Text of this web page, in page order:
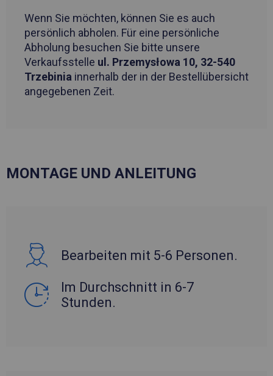
Wenn Sie möchten, können Sie es auch
persönlich abholen. Für eine persönliche
Abholung besuchen Sie bitte unsere
Verkaufsstelle ul. Przemysłowa 10, 32-540
Trzebinia innerhalb der in der Bestellübersicht
angegebenen Zeit.
MONTAGE UND ANLEITUNG
Bearbeiten mit 5-6 Personen.
Im Durchschnitt in 6-7
Stunden.